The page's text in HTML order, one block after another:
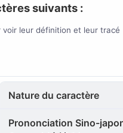
suivants :
leur définition et leur tracé
Nature du caractère
Prononciation Sino-